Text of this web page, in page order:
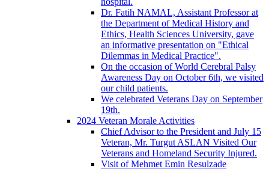
Dr. Fatih NAMAL, Assistant Professor at
the Department of Medical History and
Ethics, Health Sciences University, gave
an informative presentation on "Ethical
Dilemmas in Medical Practice".
On the occasion of World Cerebral Palsy
Awareness Day on October 6th, we visited
our child patients.
We celebrated Veterans Day on September
19th.
2024 Veteran Morale Activities
Chief Advisor to the President and July 15
Veteran, Mr. Turgut ASLAN Visited Our
Veterans and Homeland Security Injured.
Visit of Mehmet Emin Resulzade